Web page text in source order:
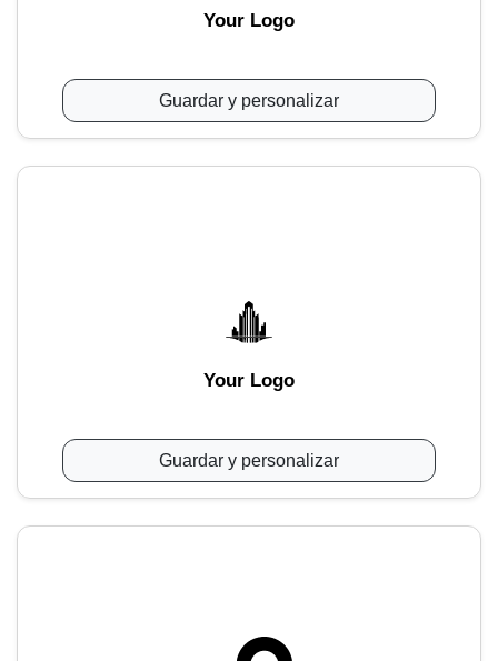
Your Logo
Guardar y personalizar
Your Logo
Guardar y personalizar